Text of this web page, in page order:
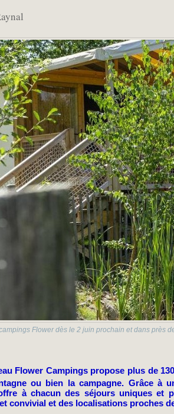
Flower dès le 2 juin prochain et dans près
Flower Campings propose plus de
ou bien la campagne. Grâce à
à chacun des séjours uniques et
convivial et des localisations proches